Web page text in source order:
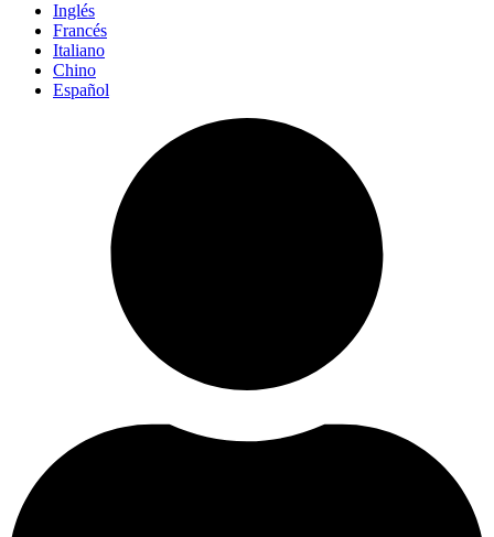
Inglés
Francés
Italiano
Chino
Español